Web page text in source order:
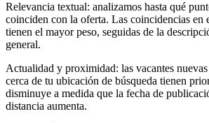
Relevancia textual: analizamos hasta qué
coinciden con la oferta. Las coincidencias en
tienen el mayor peso, seguidas de la
general.
Actualidad y proximidad: las vacantes
cerca de tu ubicación de búsqueda tienen
disminuye a medida que la fecha de
distancia aumenta.